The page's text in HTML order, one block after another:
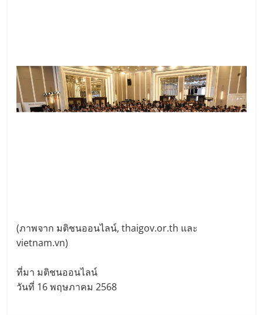
(ภาพจาก มติชนออนไลน์, thaigov.or.th และ
vietnam.vn)
ที่มา มติชนออนไลน์
วันที่ 16 พฤษภาคม 2568